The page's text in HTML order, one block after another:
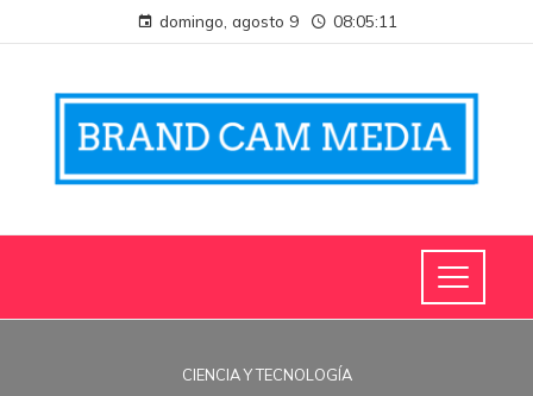
domingo, agosto 9 08:05:11
CIENCIA Y TECNOLOGÍA